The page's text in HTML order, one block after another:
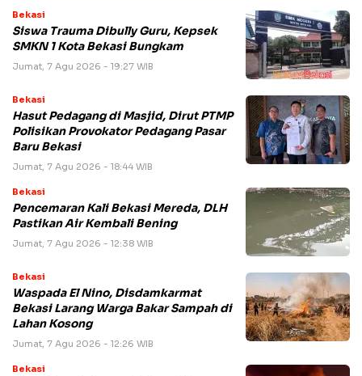
Bekasi
Siswa Trauma Dibully Guru, Kepsek
SMKN 1 Kota Bekasi Bungkam
Jumat, 7 Agu 2026 - 19:27 WIB
Bekasi
Hasut Pedagang di Masjid, Dirut PTMP
Polisikan Provokator Pedagang Pasar
Baru Bekasi
Jumat, 7 Agu 2026 - 18:44 WIB
Bekasi
Pencemaran Kali Bekasi Mereda, DLH
Pastikan Air Kembali Bening
Jumat, 7 Agu 2026 - 12:38 WIB
Bekasi
Waspada El Nino, Disdamkarmat
Bekasi Larang Warga Bakar Sampah di
Lahan Kosong
Jumat, 7 Agu 2026 - 12:26 WIB
Bekasi